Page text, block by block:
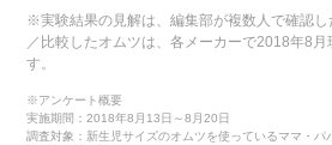
※実験結果の見解は、編集部が複数人で確認し
／比較したオムツは、各メーカーで2018年8
す。
※アンケート概要
実施期間：2018年8月13日～8月20日
調査対象：新生児サイズのオムツを使っているママ・パ